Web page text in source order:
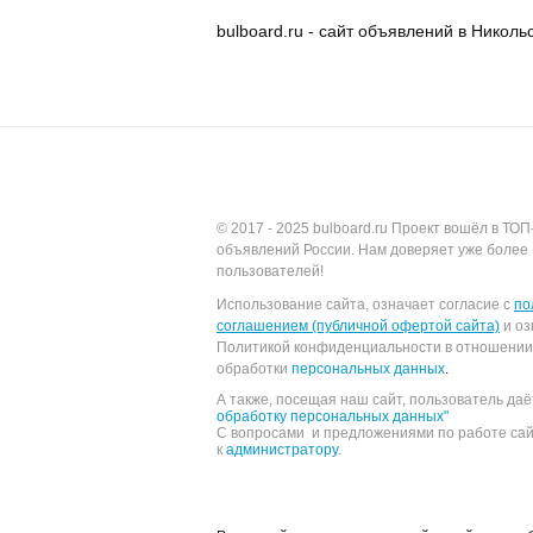
bulboard.ru - сайт объявлений в
© 2017 - 2025 bulboard.ru Проект вошёл в
объявлений России. Нам доверяет уже более
пользователей!
Использование сайта, означает согласие с
соглашением (публичной офертой сайта) и
Политикой конфиденциальности в отношении
обработки персональных данных.
А также, посещая наш сайт, пользователь
обработку персональных данных"
С вопросами и предложениями по работе
к администратору.